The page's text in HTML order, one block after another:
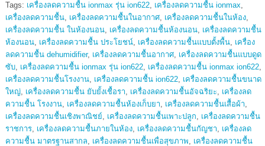
Tags: เครื่องลดความชื้น ionmax รุ่น ion622, เครื่องลดความชื้น ionmax,
เครื่องลดความชื้น, เครื่องลดความชื้นในอากาศ, เครื่องลดความชื้นในห้อง,
เครื่องลดความชื้น ในห้องนอน, เครื่องลดความชื้นห้องนอน, เครื่องลดความชื้น
ห้องนอน, เครื่องลดความชื้น ประโยชน์, เครื่องลดความชื้นแบบตั้งพื้น, เครื่อง
ลดความชื้น dehumidifier, เครื่องลดความชื้นอากาศ, เครื่องลดความชื้นแบบดูด
ซับ, เครื่องลดความชื้น ionmax รุ่น ion622, เครื่องลดความชื้น ionmax ion622,
เครื่องลดความชื้นโรงงาน, เครื่องลดความชื้น ion622, เครื่องลดความชื้นขนาด
ใหญ่, เครื่องลดความชื้น ยับยั้งเชื้อรา, เครื่องลดความชื้นอัจฉริยะ, เครื่องลด
ความชื้น โรงงาน, เครื่องลดความชื้นห้องเก็บยา, เครื่องลดความชื้นเสื้อผ้า,
เครื่องลดความชื้นเชิงพาณิชย์, เครื่องลดความชื้นเพาะปลูก, เครื่องลดความชื้น
ราชการ, เครื่องลดความชื้นภายในห้อง, เครื่องลดความชื้นกัญชา, เครื่องลด
ความชื้น มาตรฐานสากล, เครื่องลดความชื้นเพื่อสุขภาพ, เครื่องลดความชื้น